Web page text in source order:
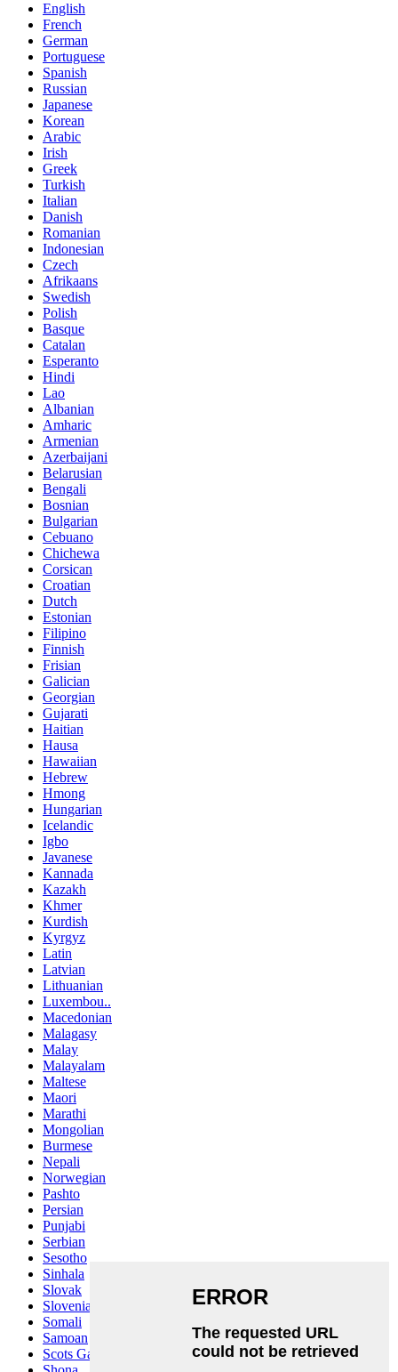
English
French
German
Portuguese
Spanish
Russian
Japanese
Korean
Arabic
Irish
Greek
Turkish
Italian
Danish
Romanian
Indonesian
Czech
Afrikaans
Swedish
Polish
Basque
Catalan
Esperanto
Hindi
Lao
Albanian
Amharic
Armenian
Azerbaijani
Belarusian
Bengali
Bosnian
Bulgarian
Cebuano
Chichewa
Corsican
Croatian
Dutch
Estonian
Filipino
Finnish
Frisian
Galician
Georgian
Gujarati
Haitian
Hausa
Hawaiian
Hebrew
Hmong
Hungarian
Icelandic
Igbo
Javanese
Kannada
Kazakh
Khmer
Kurdish
Kyrgyz
Latin
Latvian
Lithuanian
Luxembou..
Macedonian
Malagasy
Malay
Malayalam
Maltese
Maori
Marathi
Mongolian
Burmese
Nepali
Norwegian
Pashto
Persian
Punjabi
Serbian
Sesotho
Sinhala
Slovak
Slovenian
Somali
Samoan
Scots Gaelic